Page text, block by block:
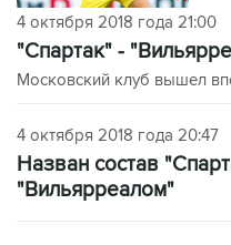
4 октября 2018 года 21:00
"Спартак" -
Московский клуб вышел
4 октября 2018 года 20:47
Назван состав
"Вильярреалом"